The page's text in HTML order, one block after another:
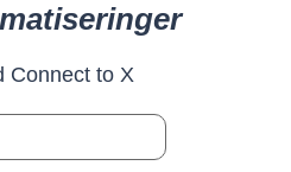
Connect to X